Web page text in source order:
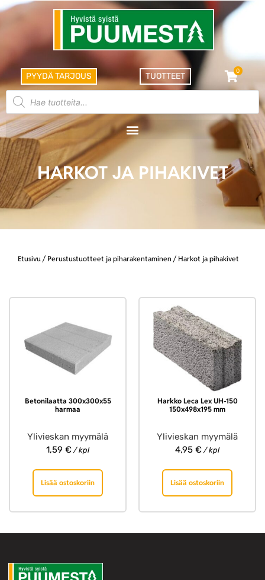
PYYDÄ TARJOUS TUOTTEET
0
HARKOT JA PIHAKIVET
Etusivu / Perustustuotteet ja piharakentaminen / Harkot ja pihakivet
Betonilaatta 300x300x55
harmaa
Ylivieskan myymälä
1,59 € / kpl
Lisää ostoskoriin
Harkko Leca Lex UH-150
150x498x195 mm
Ylivieskan myymälä
4,95 € / kpl
Lisää ostoskoriin